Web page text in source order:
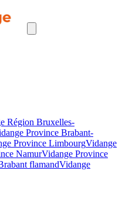
Région Bruxelles-
Province Brabant-
Province LimbourgVidange
NamurVidange Province
flamandVidange